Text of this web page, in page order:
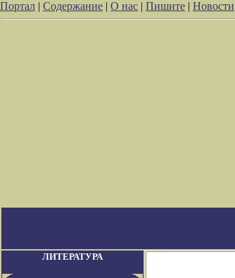
Портал | Содержание | О нас | Пишите | Новости
ЛИТЕРАТУРА